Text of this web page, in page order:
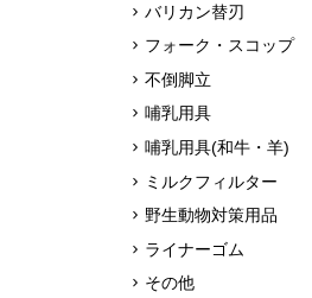
バリカン替刃
フォーク・スコップ
不倒脚立
哺乳用具
哺乳用具(和牛・羊)
ミルクフィルター
野生動物対策用品
ライナーゴム
その他